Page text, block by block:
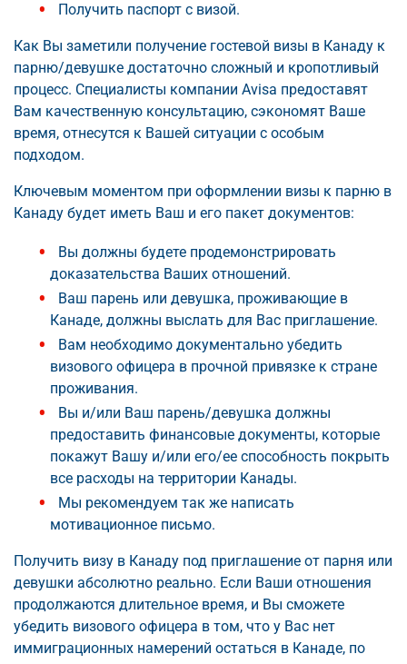
Получить паспорт с визой.
Как Вы заметили получение гостевой визы в Канаду к
парню/девушке достаточно сложный и кропотливый
процесс. Специалисты компании Avisa предоставят
Вам качественную консультацию, сэкономят Ваше
время, отнесутся к Вашей ситуации с особым
подходом.
Ключевым моментом при оформлении визы к парню в
Канаду будет иметь Ваш и его пакет документов:
Вы должны будете продемонстрировать
доказательства Ваших отношений.
Ваш парень или девушка, проживающие в
Канаде, должны выслать для Вас приглашение.
Вам необходимо документально убедить
визового офицера в прочной привязке к стране
проживания.
Вы и/или Ваш парень/девушка должны
предоставить финансовые документы, которые
покажут Вашу и/или его/ее способность покрыть
все расходы на территории Канады.
Мы рекомендуем так же написать
мотивационное письмо.
Получить визу в Канаду под приглашение от парня или
девушки абсолютно реально. Если Ваши отношения
продолжаются длительное время, и Вы сможете
убедить визового офицера в том, что у Вас нет
иммиграционных намерений остаться в Канаде, по